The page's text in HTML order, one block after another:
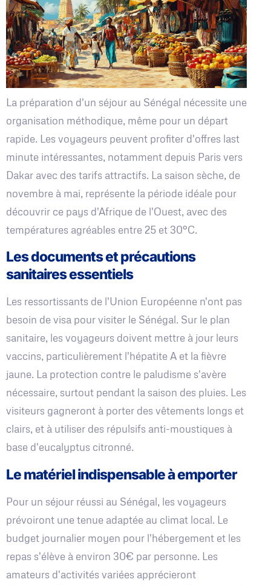
La préparation d'un séjour au Sénégal nécessite une
organisation méthodique, même pour un départ
rapide. Les voyageurs peuvent profiter d'offres last
minute intéressantes, notamment depuis Paris vers
Dakar avec des tarifs attractifs. La saison sèche, de
novembre à mai, représente la période idéale pour
découvrir ce pays d'Afrique de l'Ouest, avec des
températures agréables entre 25 et 30°C.
Les documents et précautions
sanitaires essentiels
Les ressortissants de l'Union Européenne n'ont pas
besoin de visa pour visiter le Sénégal. Sur le plan
sanitaire, les voyageurs doivent mettre à jour leurs
vaccins, particulièrement l'hépatite A et la fièvre
jaune. La protection contre le paludisme s'avère
nécessaire, surtout pendant la saison des pluies. Les
visiteurs gagneront à porter des vêtements longs et
clairs, et à utiliser des répulsifs anti-moustiques à
base d'eucalyptus citronné.
Le matériel indispensable à emporter
Pour un séjour réussi au Sénégal, les voyageurs
prévoiront une tenue adaptée au climat local. Le
budget journalier moyen pour l'hébergement et les
repas s'élève à environ 30€ par personne. Les
amateurs d'activités variées apprécieront